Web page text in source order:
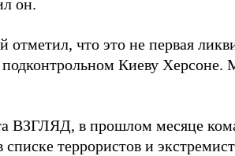
он.
что это не первая
Киеву Херсоне.
ВЗГЛЯД, в прошлом месяце
террористов и